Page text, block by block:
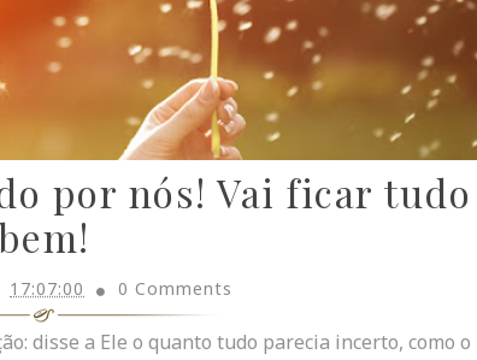
por nós! Vai ficar tudo
17:07:00 0 Comments
disse a Ele o quanto tudo parecia incerto, como o